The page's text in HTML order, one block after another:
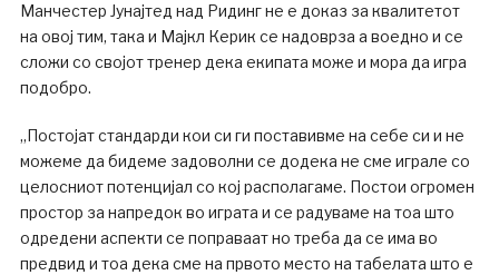
Манчестер Јунајтед над Ридинг не е доказ за квалитетот
на овој тим, така и Мајкл Керик се надоврза а воедно и се
сложи со својот тренер дека екипата може и мора да игра
подобро.
„Постојат стандарди кои си ги поставивме на себе си и не
можеме да бидеме задоволни се додека не сме играле со
целосниот потенцијал со кој располагаме. Постои огромен
простор за напредок во играта и се радуваме на тоа што
одредени аспекти се поправаат но треба да се има во
предвид и тоа дека сме на првото место на табелата што е